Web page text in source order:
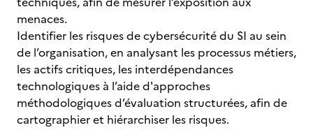
menaces.
Identifier les risques de cybersécurité du SI au sein
de l’organisation, en analysant les processus métiers,
les actifs critiques, les interdépendances
technologiques à l’aide d'approches
méthodologiques d’évaluation structurées, afin de
cartographier et hiérarchiser les risques.